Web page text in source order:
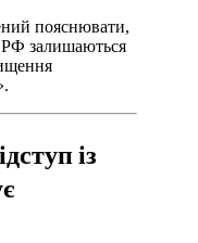
пояснювати,
РФ залишаються
із